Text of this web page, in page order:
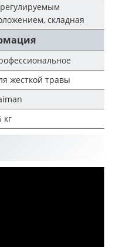
складная
жесткой травы
кг